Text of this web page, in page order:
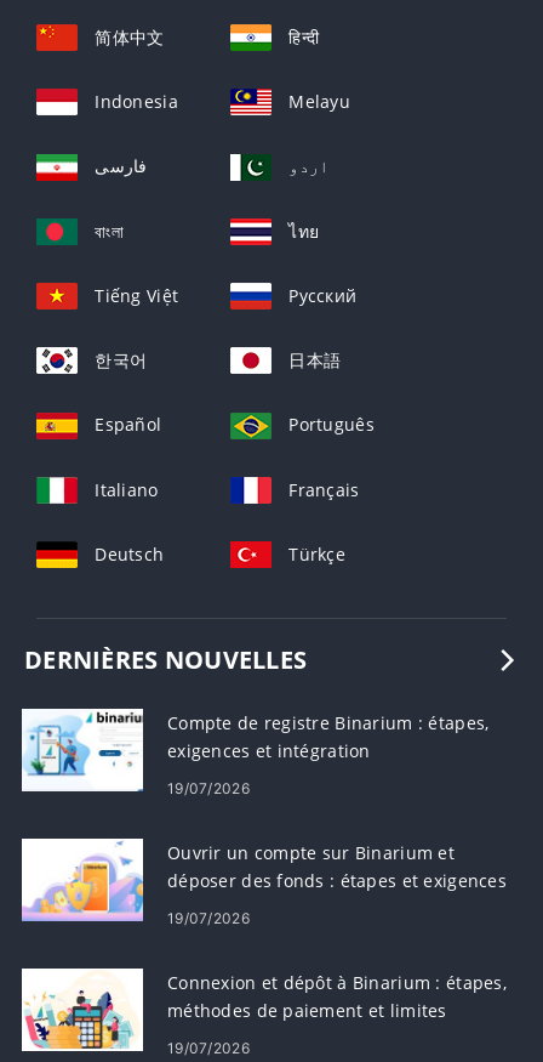
简体中文 हिन्दी
Indonesia Melayu
فارسی اردو
বাংলা ไทย
Tiếng Việt Русский
한국어 日本語
Español Português
Italiano Français
Deutsch Türkçe
DERNIÈRES NOUVELLES
Compte de registre Binarium : étapes,
exigences et intégration
19/07/2026
Ouvrir un compte sur Binarium et
déposer des fonds : étapes et exigences
19/07/2026
Connexion et dépôt à Binarium : étapes,
méthodes de paiement et limites
19/07/2026